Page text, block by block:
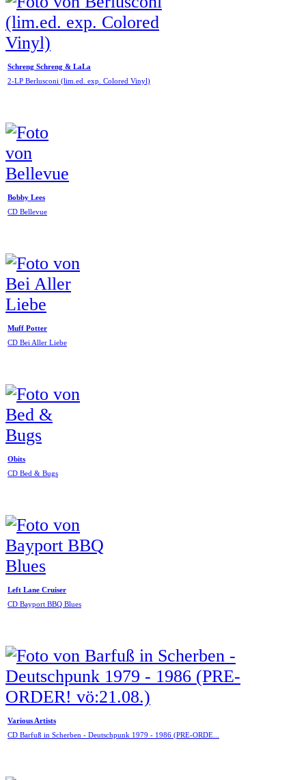
Schreng Schreng & LaLa
2-LP Berlusconi (lim.ed. exp. Colored Vinyl)
Bobby Lees
CD Bellevue
Muff Potter
CD Bei Aller Liebe
Obits
CD Bed & Bugs
Left Lane Cruiser
CD Bayport BBQ Blues
Various Artists
CD Barfuß in Scherben - Deutschpunk 1979 - 1986 (PRE-ORDE...